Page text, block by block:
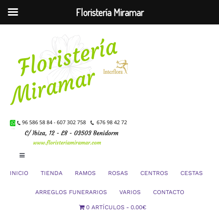
contenido
Toggle
INICIO TIENDA RAMOS ROSAS CENTROS CESTAS
ARREGLOS FUNERARIOS VARIOS CONTACTO
0 ARTÍCULOS 0.00€
Floristería Miramar